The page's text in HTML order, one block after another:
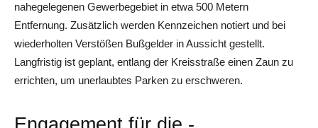
nahegelegenen Gewerbegebiet in etwa 500 Metern
Entfernung. Zusätzlich werden Kennzeichen notiert und bei
wiederholten Verstößen Bußgelder in Aussicht gestellt.
Langfristig ist geplant, entlang der Kreisstraße einen Zaun zu
errichten, um unerlaubtes Parken zu erschweren.